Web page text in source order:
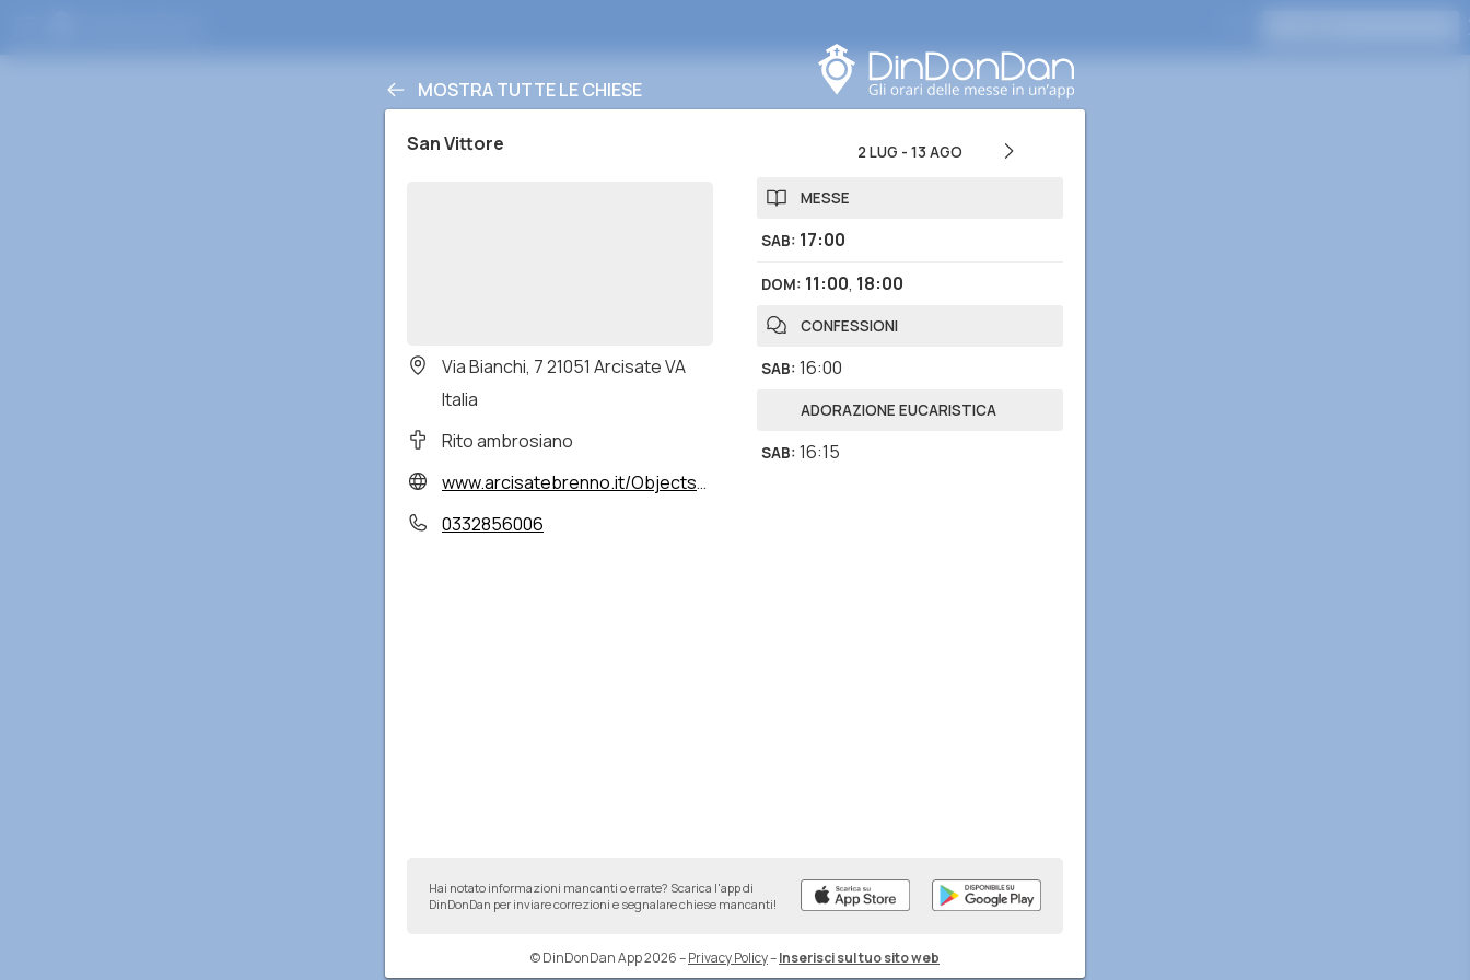
MOSTRA TUTTE LE CHIESE
San Vittore
Via Bianchi, 7 21051 Arcisate VA
Italia
Rito ambrosiano
www.arcisatebrenno.it/Objects/Home1.asp
0332856006
2 LUG - 13 AGO
MESSE
SAB: 17:00
DOM: 11:00, 18:00
CONFESSIONI
SAB: 16:00
ADORAZIONE EUCARISTICA
SAB: 16:15
Hai notato informazioni mancanti o errate? Scarica l'app di
DinDonDan per inviare correzioni e segnalare chiese mancanti!
© DinDonDan App 2026–Privacy Policy–Inserisci sul tuo sito web